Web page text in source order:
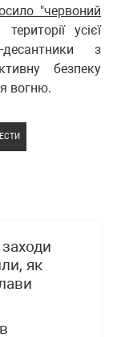
"червоний
усієї
десантники з
безпеку
вогню.
як